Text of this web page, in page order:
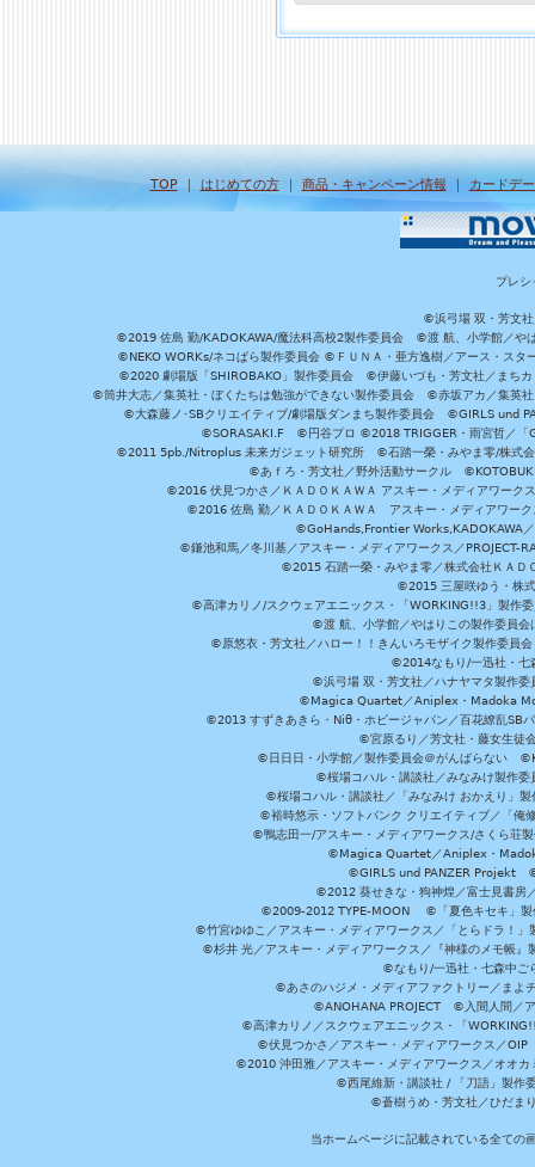
TOP｜ はじめての方｜ 商品・キャンペーン情報 ｜ カードデ
プレシ
©浜弓場 双・芳文社
©2019 佐島 勤/KADOKAWA/魔法科高校2製作委員会 ©渡 航、小学館／や
©NEKO WORKs/ネコぱら製作委員会 ©ＦＵＮＡ・亜方逸樹／アース・ス
©2020 劇場版「SHIROBAKO」製作委員会 ©伊藤いづも・芳文社／まち
©筒井大志／集英社・ぼくたちは勉強ができない製作委員会 ©赤坂アカ／集英
©大森藤ノ･SBクリエイティブ/劇場版ダンまち製作委員会 ©GIRLS und
©SORASAKI.F ©円谷プロ ©2018 TRIGGER・雨宮哲／
©2011 5pb./Nitroplus 未来ガジェット研究所 ©石踏一榮・みやま零/株式
©あｆろ・芳文社／野外活動サークル
©2016 伏見つかさ／ＫＡＤＯＫＡＷＡ アスキー・メディアワー
©2016 佐島 勤／ＫＡＤＯＫＡＷＡ アスキー・メディアワ
©GoHands,Frontier Works,KADOKAWA
©鎌池和馬／冬川基／アスキー・メディアワークス／
©2015 石踏一榮・みやま零／株式会社ＫＡＤ
©2015 三屋咲ゆう・株
©高津カリノ/スクウェアエニックス・「WORKING!!3」製作
©渡 航、小学館／やはりこの製作委員
©原悠衣・芳文社／ハロー！！きんいろモザイク製作委員
©2014なもり/一迅社・
©浜弓場 双・芳文社／ハナヤマタ製作
©Magica Quartet／Aniplex・Madoka
©2013 すずきあきら・Niθ・ホビージャパン／百花繚乱
©宮原るり／芳文社・藤女生徒
©日日日・小学館／製作委員会＠がんばらない
©桜場コハル・講談社／みなみけ製作
©桜場コハル・講談社／「みなみけ おかえり」
©裕時悠示・ソフトバンク クリエイティブ／「
©鴨志田一/アスキー・メディアワークス/さく
©Magica Quartet／Aniplex・
©GIRLS und PANZER Projekt ©
©2012 葵せきな・狗神煌／富士見書
©2009-2012 TYPE-MOON ©「夏色キセキ」製
©竹宮ゆゆこ／アスキー・メディアワークス／「とらドラ！
©杉井 光／アスキー・メディアワークス／『神様のメモ帳
©なもり/一迅社・七森中
©あさのハジメ・メディアファクトリー／ま
©ANOHANA PROJECT ©入間人間／ア
©高津カリノ／スクウェアエニックス・「
©伏見つかさ／アスキー・メディアワークス／
©2010 沖田雅／アスキー・メディアワークス／オオ
©西尾維新・講談社 / 「刀語」製作
©蒼樹うめ・芳文社／ひだま
当ホームページに記載されている全ての